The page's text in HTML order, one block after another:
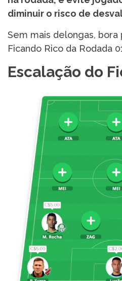
diminuir o risco de
Sem mais delongas, bora
Ficando Rico da Rodada
Escalação do